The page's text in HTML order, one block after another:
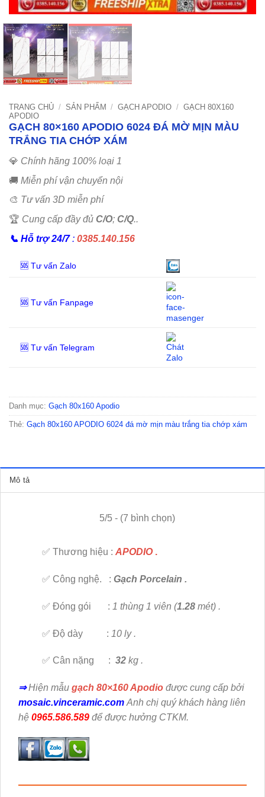
TRANG CHỦ / SẢN PHẨM / GẠCH APODIO / GẠCH 80X160
APODIO
GẠCH 80×160 APODIO 6024 ĐÁ MỜ MỊN MÀU
TRẮNG TIA CHỚP XÁM
💎 Chính hãng 100% loại 1
🚚 Miễn phí vận chuyển nội
🎨 Tư vấn 3D miễn phí
🏆 Cung cấp đầy đủ C/O; C/Q..
📞 Hỗ trợ 24/7: 0385.140.156
🆘 Tư vấn Zalo
🆘 Tư vấn Fanpage
🆘 Tư vấn Telegram
Danh mục: Gạch 80x160 Apodio
Thẻ: Gạch 80x160 APODIO 6024 đá mờ mịn màu trắng tia chớp xám
Mô tả
5/5 - (7 bình chọn)
✅ Thương hiệu : APODIO.
✅ Công nghệ. : Gạch Porcelain .
✅ Đóng gói : 1 thùng 1 viên (1.28 mét) .
✅ Độ dày : 10 ly .
✅ Cân nặng : 32 kg .
⇒Hiện mẫu gạch 80×160 Apodio được cung cấp bởi
mosaic.vinceramic.com Anh chị quý khách hàng liên
hệ 0965.586.589 để được hưởng CTKM.